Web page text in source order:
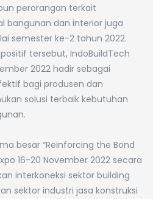
perorangan terkait
bangunan dan interior juga
semester ke-2 tahun 2022.
tersebut, IndoBuildTech
2022 hadir sebagai
bagi produsen dan
solusi terbaik kebutuhan
besar “Reinforcing the Bond
16-20 November 2022 secara
interkoneksi sektor building
sektor industri jasa konstruksi